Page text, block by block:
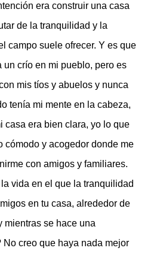
era construir una casa
de la tranquilidad y la
campo suele ofrecer. Y es que
un crío en mi pueblo, pero es
mis tíos y abuelos y nunca
tenía mi mente en la cabeza,
casa era bien clara, yo lo que
cómodo y acogedor donde me
con amigos y familiares.
vida en el que la tranquilidad
en tu casa, alrededor de
mientras se hace una
No creo que haya nada mejor